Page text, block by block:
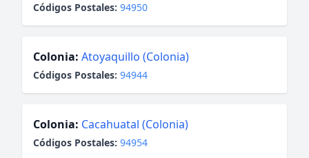
Códigos Postales: 94950
Colonia: Atoyaquillo (Colonia)
Códigos Postales: 94944
Colonia: Cacahuatal (Colonia)
Códigos Postales: 94954